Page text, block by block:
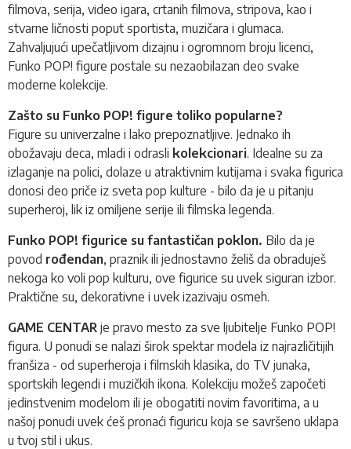
filmova, serija, video igara, crtanih filmova, stripova, kao i
stvarne ličnosti poput sportista, muzičara i glumaca.
Zahvaljujući upečatljivom dizajnu i ogromnom broju licenci,
Funko POP! figure postale su nezaobilazan deo svake
moderne kolekcije.
Zašto su Funko POP! figure toliko popularne?
Figure su univerzalne i lako prepoznatljive. Jednako ih
obožavaju deca, mladi i odrasli kolekcionari. Idealne su za
izlaganje na polici, dolaze u atraktivnim kutijama i svaka figurica
donosi deo priče iz sveta pop kulture - bilo da je u pitanju
superheroj, lik iz omiljene serije ili filmska legenda.
Funko POP! figurice su fantastičan poklon. Bilo da je
povod rođendan, praznik ili jednostavno želiš da obraduješ
nekoga ko voli pop kulturu, ove figurice su uvek siguran izbor.
Praktične su, dekorativne i uvek izazivaju osmeh.
GAME CENTAR je pravo mesto za sve ljubitelje Funko POP!
figura. U ponudi se nalazi širok spektar modela iz najrazličitijih
franšiza - od superheroja i filmskih klasika, do TV junaka,
sportskih legendi i muzičkih ikona. Kolekciju možeš započeti
jedinstvenim modelom ili je obogatiti novim favoritima, a u
našoj ponudi uvek ćeš pronaći figuricu koja se savršeno uklapa
u tvoj stil i ukus.